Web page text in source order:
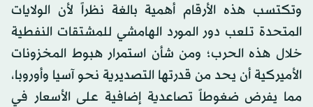
وتكتسب هذه الأرقام أهمية بالغة نظراً لأن الولايات
المتحدة تلعب دور المورد الهامشي للمشتقات النفطية
خلال هذه الحرب؛ ومن شأن استمرار هبوط المخزونات
الأميركية أن يحد من قدرتها التصديرية نحو آسيا وأوروبا،
مما يفرض ضغوطاً تصاعدية إضافية على الأسعار في